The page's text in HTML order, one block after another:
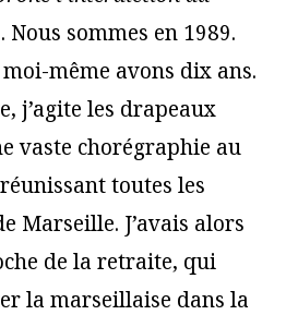
. Nous sommes en 1989.
même avons dix ans.
j’agite les drapeaux
vaste chorégraphie au
toutes les
Marseille. J’avais alors
de la retraite, qui
la marseillaise dans la